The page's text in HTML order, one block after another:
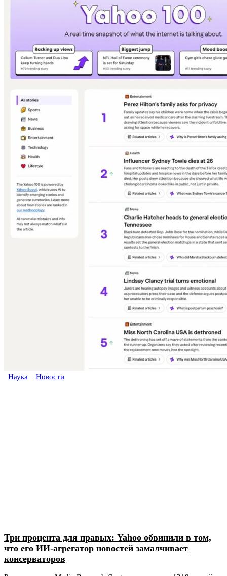
Наука Новости
Три процента для правых: Yahoo обвинили в том,
что его ИИ-агрегатор новостей замалчивает
консерваторов